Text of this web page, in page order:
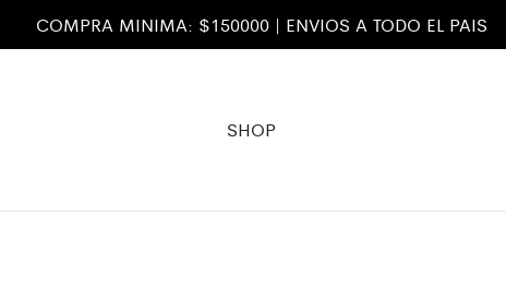
COMPRA MINIMA: $150000 | ENVIOS A TODO EL PAIS
SHOP